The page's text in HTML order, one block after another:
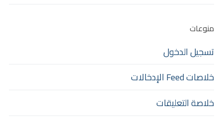
منوعات
تسجيل الدخول
خلاصات Feed الإدخالات
خلاصة التعليقات